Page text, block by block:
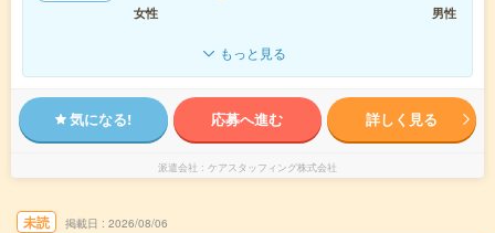
女性
男性
もっと見る
気になる! 応募へ進む 詳しく見る
派遣会社 ケアスタッフィング株式会社
未読 掲載日 2026/08/06